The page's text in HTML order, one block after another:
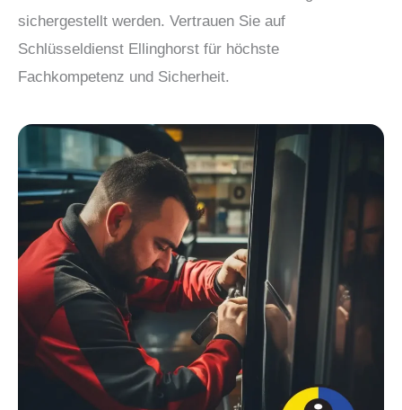
sichergestellt werden. Vertrauen Sie auf
Schlüsseldienst Ellinghorst für höchste
Fachkompetenz und Sicherheit.